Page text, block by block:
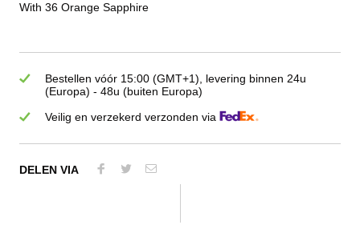
With 36 Orange Sapphire
Bestellen vóór 15:00 (GMT+1), levering binnen 24u
(Europa) - 48u (buiten Europa)
Veilig en verzekerd verzonden via
DELEN VIA